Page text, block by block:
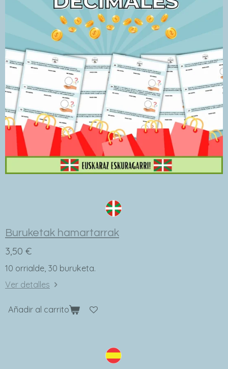
Buruketak hamartarrak
3,50 €
10 orrialde, 30 buruketa.
Ver detalles
Añadir al carrito